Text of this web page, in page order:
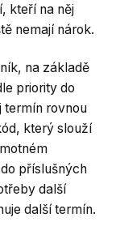
kteří na něj
nemají nárok.
na základě
priority do
termín rovnou
který slouží
příslušných
další
další termín.